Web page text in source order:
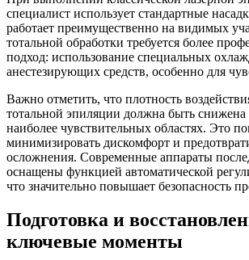
специалист использует стандартные
работает преимущественно на видимых
тотальной обработки требуется более
подход: использование специальных
анестезирующих средств, особенно для
Важно отметить, что плотность
тотальной эпиляции должна быть снижена
наиболее чувствительных областях. Это
минимизировать дискомфорт и
осложнения. Современные аппараты
оснащены функцией автоматической
что значительно повышает безопасность
Подготовка и
ключевые моменты